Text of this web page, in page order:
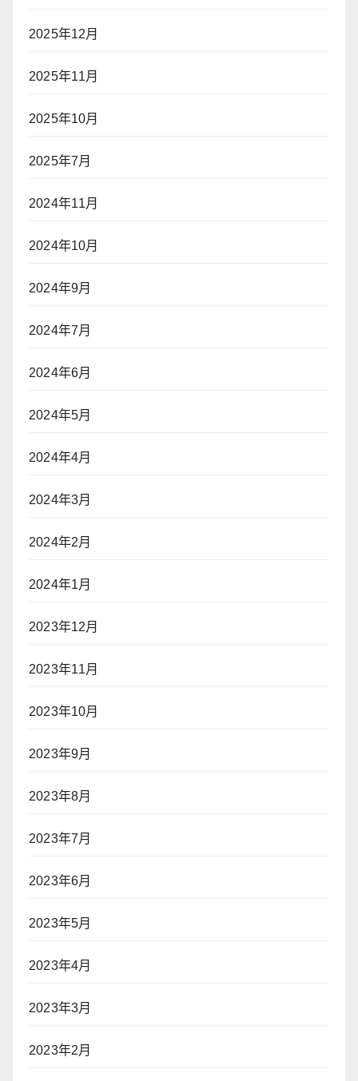
2025年12月
2025年11月
2025年10月
2025年7月
2024年11月
2024年10月
2024年9月
2024年7月
2024年6月
2024年5月
2024年4月
2024年3月
2024年2月
2024年1月
2023年12月
2023年11月
2023年10月
2023年9月
2023年8月
2023年7月
2023年6月
2023年5月
2023年4月
2023年3月
2023年2月